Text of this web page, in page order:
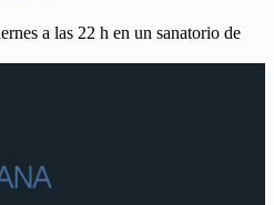
a las 22 h en un sanatorio de